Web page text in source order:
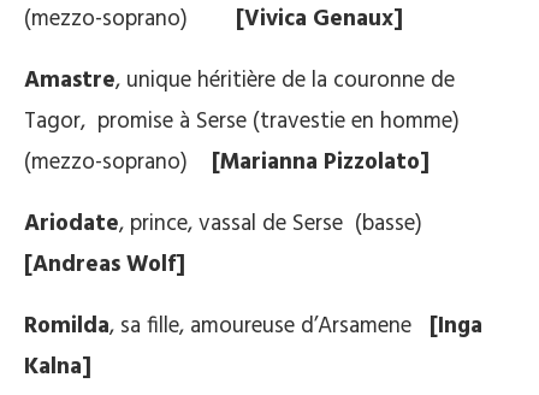
(mezzo-soprano) [Vivica Genaux]
Amastre, unique héritière de la couronne de
Tagor, promise à Serse (travestie en homme)
(mezzo-soprano) [Marianna Pizzolato]
Ariodate, prince, vassal de Serse (basse)
[Andreas Wolf]
Romilda, sa fille, amoureuse d’Arsamene [Inga
Kalna]